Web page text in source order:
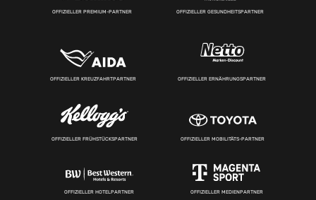
OFFIZIELLER PREMIUM-PARTNER OFFIZIELLER GESUNDHEITSPARTNER
OFFIZIELLER KREUZFAHRTPARTNER OFFIZIELLER ERNÄHRUNGSPARTNER
OFFIZIELLER FRÜHSTÜCKSPARTNER OFFIZIELLER MOBILITÄTS-PARTNER
OFFIZIELLER HOTELPARTNER OFFIZIELLER MEDIENPARTNER